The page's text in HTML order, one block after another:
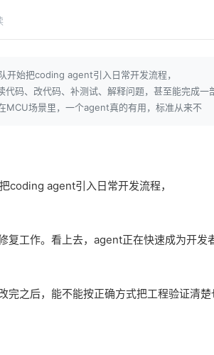
始把coding agent引入日常开发流程，
码、改代码、补测试、解释问题，甚至能完成一
MCU场景里，一个agent真的有用，标准从来不
coding agent引入日常开发流程，
复工作。看上去，agent正在快速成为开发
完之后，能不能按正确方式把工程验证清楚